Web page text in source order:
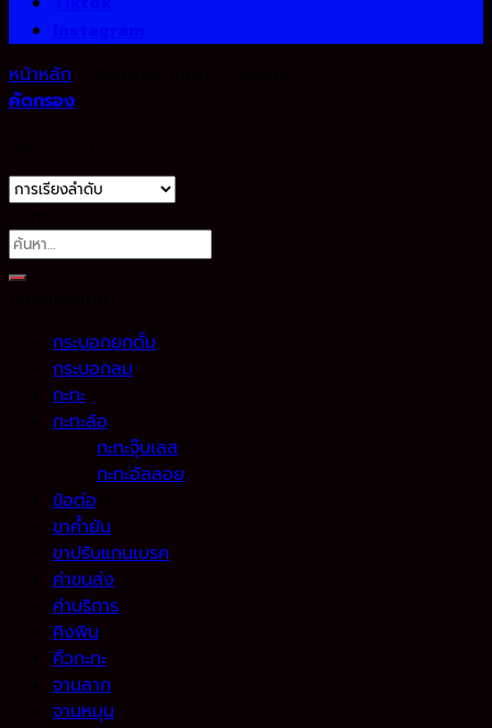
หน้าหลัก
คัดกรอง
ค้นหา:
กระบอกยกดั้ม
กระบอกลม
กะทะ
กะทะล้อ
กะทะจุ๊บเลส
กะทะอัลลอย
ข้อต่อ
ขาค้ำยัน
ขาปรับแกนเบรค
ค่าขนส่ง
ค่าบริการ
คิงพิน
คิ้วกะทะ
จานลาก
จานหมุน